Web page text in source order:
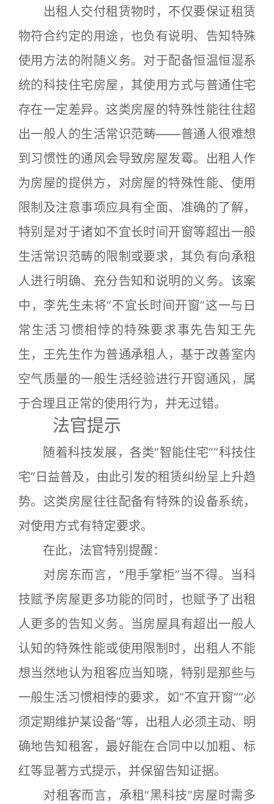
出租人交付租赁物时，不仅要保证租赁
物符合约定的用途，也负有说明、告知特殊
使用方法的附随义务。对于配备恒温恒湿系
统的科技住宅房屋，其使用方式与普通住宅
存在一定差异。这类房屋的特殊性能往往超
出一般人的生活常识范畴——普通人很难想
到习惯性的通风会导致房屋发霉。出租人作
为房屋的提供方，对房屋的特殊性能、使用
限制及注意事项应具有全面、准确的了解，
特别是对于诸如不宜长时间开窗等超出一般
生活常识范畴的限制或要求，其负有向承租
人进行明确、充分告知和说明的义务。该案
中，李先生未将“不宜长时间开窗”这一与日
常生活习惯相悖的特殊要求事先告知王先
生，王先生作为普通承租人，基于改善室内
空气质量的一般生活经验进行开窗通风，属
于合理且正常的使用行为，并无过错。
法官提示
随着科技发展，各类“智能住宅”“科技住
宅”日益普及，由此引发的租赁纠纷呈上升趋
势。这类房屋往往配备有特殊的设备系统，
对使用方式有特定要求。
在此，法官特别提醒：
对房东而言，“甩手掌柜”当不得。当科
技赋予房屋更多功能的同时，也赋予了出租
人更多的告知义务。当房屋具有超出一般人
认知的特殊性能或使用限制时，出租人不能
想当然地认为租客应当知晓，特别是那些与
一般生活习惯相悖的要求，如“不宜开窗”“必
须定期维护某设备”等，出租人必须主动、明
确地告知租客，最好能在合同中以加粗、标
红等显著方式提示，并保留告知证据。
对租客而言，承租“黑科技”房屋时需多